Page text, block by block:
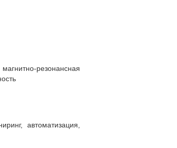
резонансная
автоматизация,